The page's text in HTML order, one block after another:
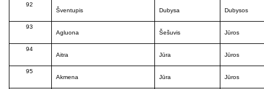
92
Šventupis
Dubysa Dubysos
93
Agluona
Šešuvis Jūros
94
Aitra
Jūra Jūros
95
Akmena
Jūra Jūros